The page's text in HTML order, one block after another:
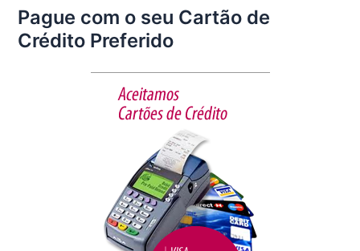
c
e
itt
er
ai
l
ar
e
Pague com o seu Cartão de
Crédito Preferido